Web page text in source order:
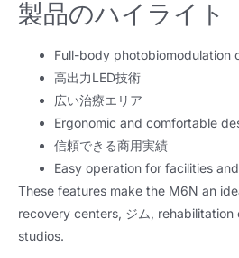
製品のハイライト
Full-body photobiomodulation
高出力LED技術
広い治療エリア
Ergonomic and comfortable
信頼できる商用実績
Easy operation for facilities
These features make the M6N an
recovery centers, ジム, rehabilitation
studios.